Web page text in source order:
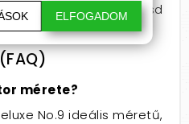
kiszállítást! Párosítsd
élményért!
mérete?
No.9 ideális méretű,
ELFOGADOM